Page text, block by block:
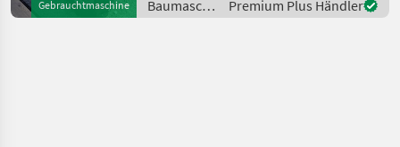
Gebrauchtmaschine
Steuergerät dw, Sperrdiff.
Baumaschinen
/ Dieci
Premium Plus Händler